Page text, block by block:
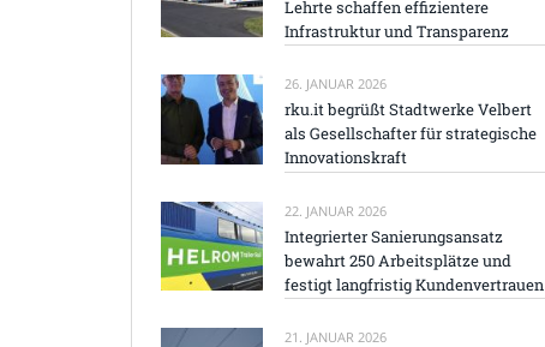
Lehrte schaffen effizientere
Infrastruktur und Transparenz
26. JANUAR 2026
rku.it begrüßt Stadtwerke Velbert
als Gesellschafter für strategische
Innovationskraft
22. JANUAR 2026
Integrierter Sanierungsansatz
bewahrt 250 Arbeitsplätze und
festigt langfristig Kundenvertrauen
21. JANUAR 2026